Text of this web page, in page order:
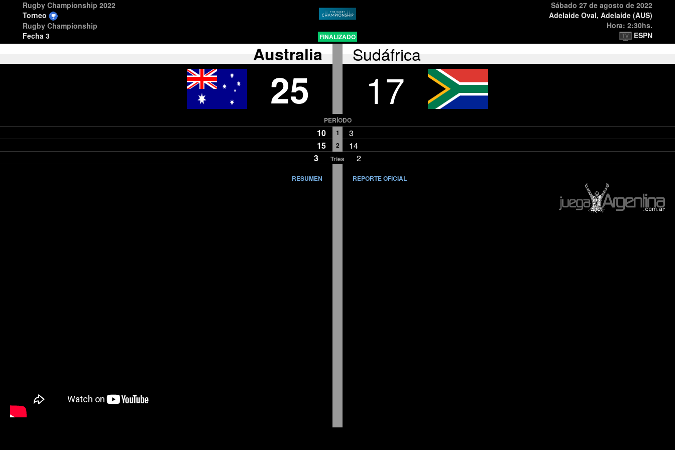
Rugby Championship 2022
Torneo
Rugby Championship
Fecha 3
FINALIZADO
Sábado 27 de agosto de 2022
Adelaide Oval, Adelaide (AUS)
Hora: 2:30hs.
ESPN
Australia Sudáfrica
25 17
PERÍODO
10 1
3
15
2
14
3
Tries 2
RESUMEN REPORTE OFICIAL